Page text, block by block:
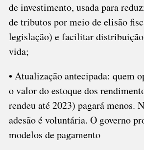
de investimento, usada para
de tributos por meio de elisão
legislação) e facilitar distribuição
vida;
• Atualização antecipada: quem
o valor do estoque dos
rendeu até 2023) pagará menos.
adesão é voluntária. O governo
modelos de pagamento